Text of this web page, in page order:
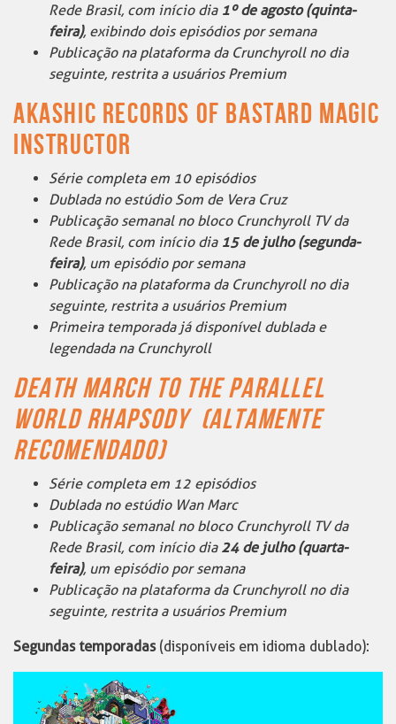
Rede Brasil, com início dia 1º de agosto (quinta-
feira), exibindo dois episódios por semana
Publicação na plataforma da Crunchyroll no dia
seguinte, restrita a usuários Premium
AKASHIC RECORDS OF BASTARD MAGIC
INSTRUCTOR
Série completa em 10 episódios
Dublada no estúdio Som de Vera Cruz
Publicação semanal no bloco Crunchyroll TV da
Rede Brasil, com início dia 15 de julho (segunda-
feira), um episódio por semana
Publicação na plataforma da Crunchyroll no dia
seguinte, restrita a usuários Premium
Primeira temporada já disponível dublada e
legendada na Crunchyroll
DEATH MARCH TO THE PARALLEL
WORLD RHAPSODY (ALTAMENTE
RECOMENDADO)
Série completa em 12 episódios
Dublada no estúdio Wan Marc
Publicação semanal no bloco Crunchyroll TV da
Rede Brasil, com início dia 24 de julho (quarta-
feira), um episódio por semana
Publicação na plataforma da Crunchyroll no dia
seguinte, restrita a usuários Premium
Segundas temporadas(disponíveis em idioma dublado):